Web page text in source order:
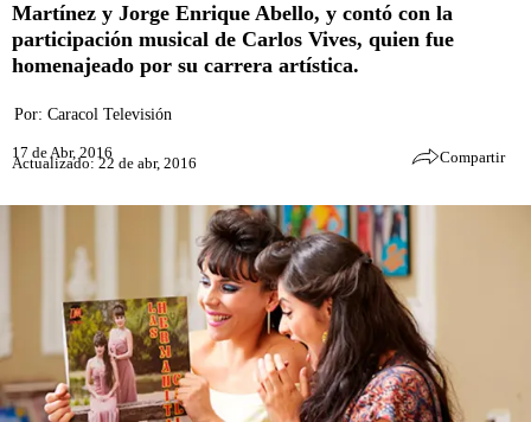
Martínez y Jorge Enrique Abello, y contó con la
participación musical de Carlos Vives, quien fue
homenajeado por su carrera artística.
Por: Caracol Televisión
17 de Abr, 2016
Actualizado: 22 de abr, 2016 Compartir